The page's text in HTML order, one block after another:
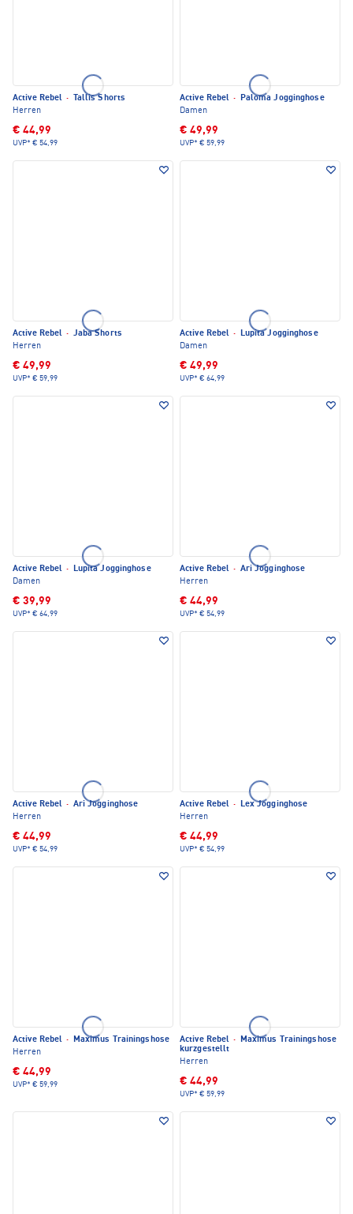
Active Rebel ·
Tallis Shorts
Herren
€ 44,99
UVP* € 54,99
Active Rebel ·
Paloma Jogginghose
Damen
€ 49,99
UVP* € 59,99
Active Rebel · Jaba Shorts
Herren
€ 49,99
UVP* € 59,99
Active Rebel ·
Lupita Jogginghose
Damen
€ 49,99
UVP* € 64,99
Active Rebel ·
Lupita Jogginghose
Damen
€ 39,99
UVP* € 64,99
Active Rebel · Ari Jogginghose
Herren
€ 44,99
UVP* € 54,99
Active Rebel · Ari Jogginghose
Herren
€ 44,99
UVP* € 54,99
Active Rebel ·
Lex Jogginghose
Herren
€ 44,99
UVP* € 54,99
Active Rebel ·
Maximus Trainingshose
Herren
€ 44,99
UVP* € 59,99
Active Rebel ·
Maximus Trainingshose
kurzgestellt
Herren
€ 44,99
UVP* € 59,99